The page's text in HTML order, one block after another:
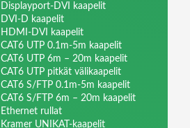
Displayport-DVI kaapelit
DVI-D kaapelit
HDMI-DVI kaapelit
CAT6 UTP 0.1m-5m kaapelit
CAT6 UTP 6m – 20m kaapelit
CAT6 UTP pitkät välikaapelit
CAT6 S/FTP 0.1m-5m kaapelit
CAT6 S/FTP 6m – 20m kaapelit
Ethernet rullat
Kramer UNIKAT-kaapelit